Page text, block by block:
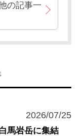
の記事一
2026/07/25
馬岩岳に集結